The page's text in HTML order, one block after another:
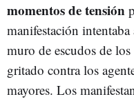
momentos de tensión
manifestación
muro de escudos de
gritado contra los
mayores. Los